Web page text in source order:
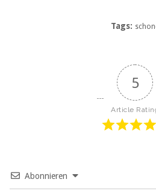
Tags:
5
Article
Abonnieren